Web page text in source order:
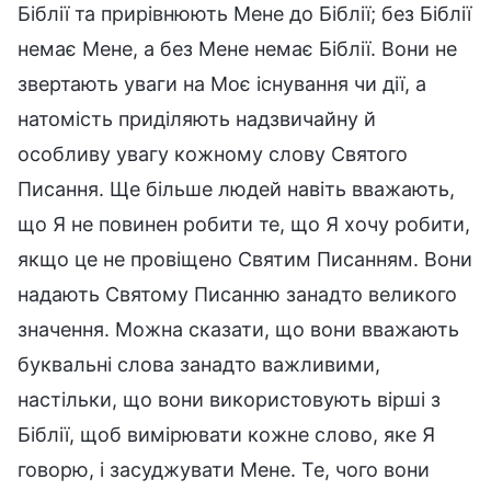
Біблії та прирівнюють Мене до Біблії; без Біблії
немає Мене, а без Мене немає Біблії. Вони не
звертають уваги на Моє існування чи дії, а
натомість приділяють надзвичайну й
особливу увагу кожному слову Святого
Писання. Ще більше людей навіть вважають,
що Я не повинен робити те, що Я хочу робити,
якщо це не провіщено Святим Писанням. Вони
надають Святому Писанню занадто великого
значення. Можна сказати, що вони вважають
буквальні слова занадто важливими,
настільки, що вони використовують вірші з
Біблії, щоб вимірювати кожне слово, яке Я
говорю, і засуджувати Мене. Те, чого вони